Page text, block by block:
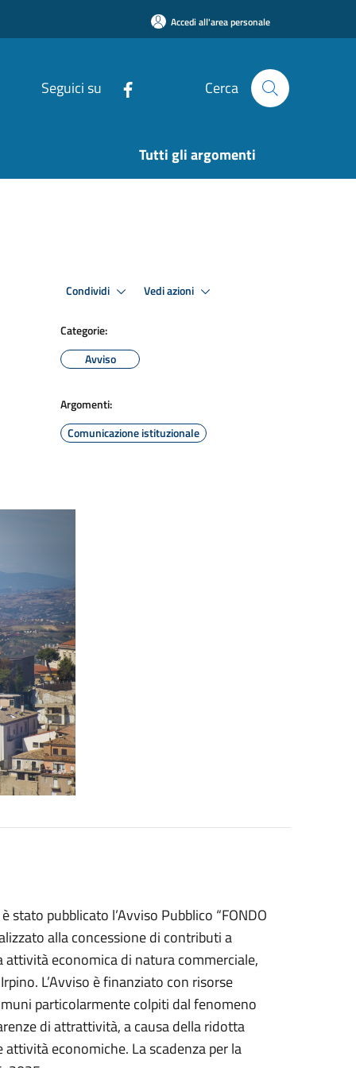
Accedi all'area personale
Seguici su Cerca
Tutti gli argomenti
Condividi Vedi azioni
Categorie:
Avviso
Argomenti:
Comunicazione istituzionale
pubblicato l’Avviso Pubblico “FONDO
alla concessione di contributi a
economica di natura commerciale,
L’Avviso è finanziato con risorse
particolarmente colpiti dal fenomeno
di attrattività, a causa della ridotta
economiche. La scadenza per la